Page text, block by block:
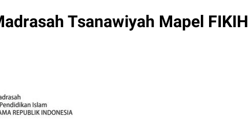
Tsanawiyah Mapel FIKIH